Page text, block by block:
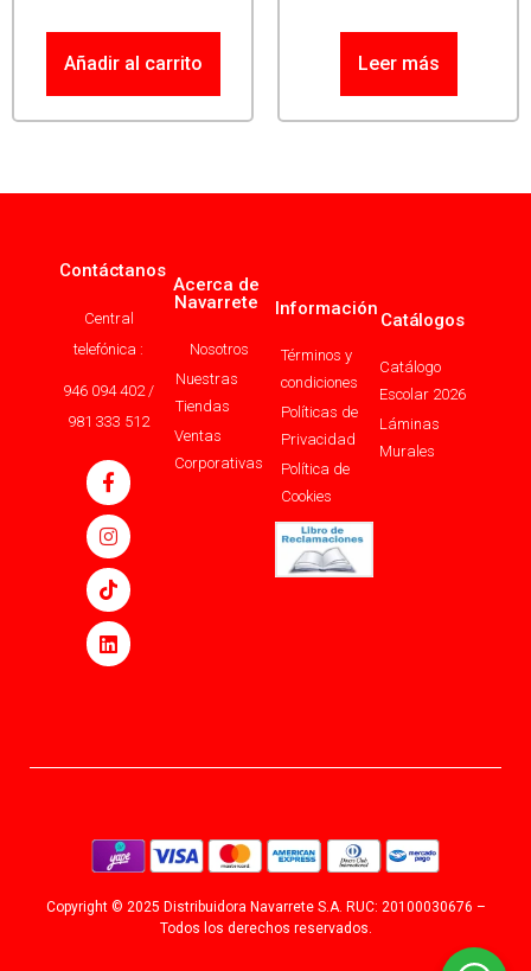
Añadir al carrito Leer más
Contáctanos
Central
telefónica :
946 094 402 /
981 333 512
Acerca de
Navarrete
Nosotros
Nuestras
Tiendas
Ventas
Corporativas
Información
Términos y
condiciones
Políticas de
Privacidad
Política de
Cookies
Catálogos
Catálogo
Escolar 2026
Láminas
Murales
Copyright © 2025 Distribuidora Navarrete S.A. RUC: 20100030676 –
Todos los derechos reservados.